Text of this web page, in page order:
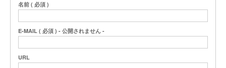
名前 ( 必須 )
E-MAIL ( 必須 ) - 公開されません -
URL